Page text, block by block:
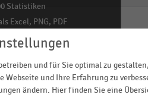
Statistiken
Excel, PNG, PDF
INFORMIEREN
und für Sie optimal zu
Webseite und Ihre Erfahrung zu
ändern. Hier finden Sie eine